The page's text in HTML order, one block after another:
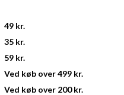
49 kr.
35 kr.
59 kr.
Ved køb over 499 kr.
Ved køb over 200 kr.